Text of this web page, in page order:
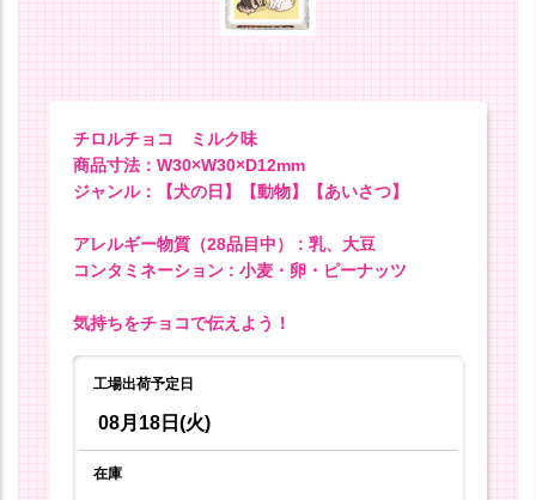
チロルチョコ ミルク味
商品寸法：W30×W30×D12mm
ジャンル：【犬の日】【動物】【あいさつ】
アレルギー物質（28品目中） : 乳、大豆
コンタミネーション : 小麦・卵・ピーナッツ
気持ちをチョコで伝えよう！
工場出荷予定日
08月18日(火)
在庫